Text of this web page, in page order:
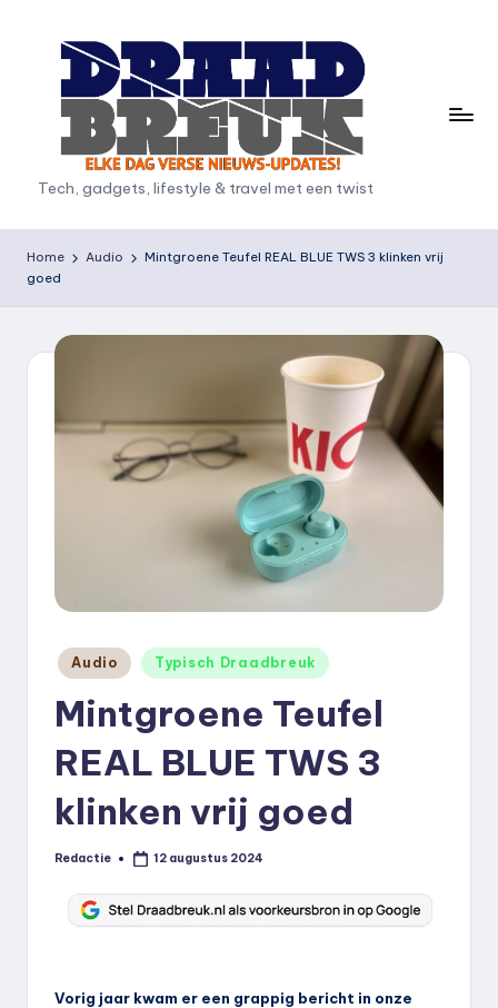
D
r
a
a
Tech, gadgets, lifestyle & travel met een twist
Home Audio
Mintgroene Teufel REAL BLUE TWS 3 klinken vrij
goed
Geplaatst
in
Audio Typisch Draadbreuk
Mintgroene Teufel
REAL BLUE TWS 3
klinken vrij goed
Geplaatst
Redactie 12 augustus 2024
Vorig jaar kwam er een grappig bericht in onze